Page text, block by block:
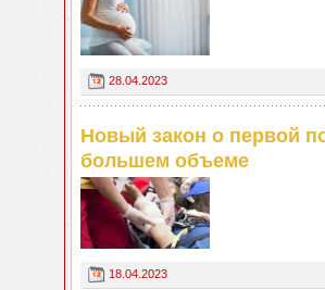
28.04.2023
Новый закон о первой
большем объеме
18.04.2023